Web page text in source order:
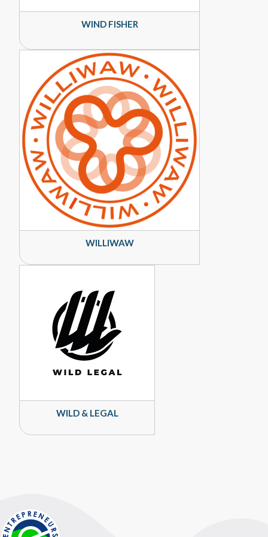
WIND FISHER
WILLIWAW
WILD & LEGAL